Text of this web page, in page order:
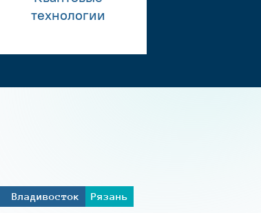
технологии
Владивосток
Рязань